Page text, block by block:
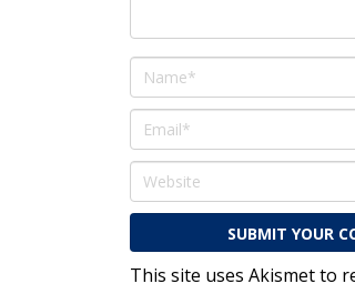
This site uses Akismet to